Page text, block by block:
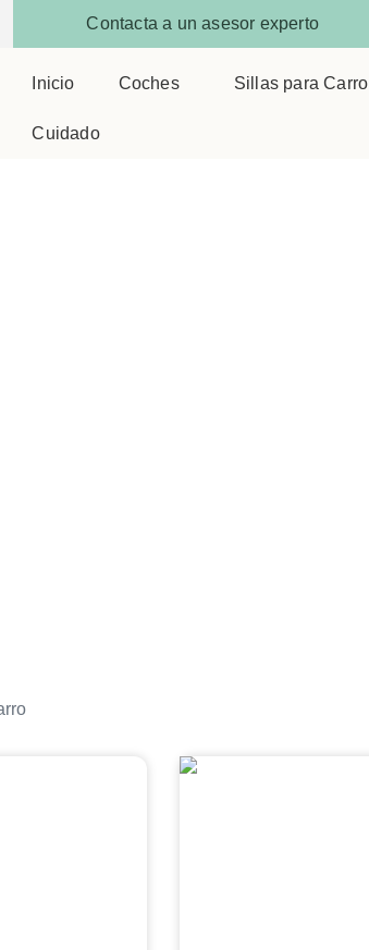
Contacta a un asesor experto
Inicio Coches Sillas para Carro
Cuidado